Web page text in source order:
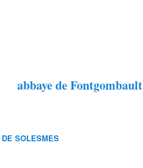
abbaye de Fontgombault
SOLESMES